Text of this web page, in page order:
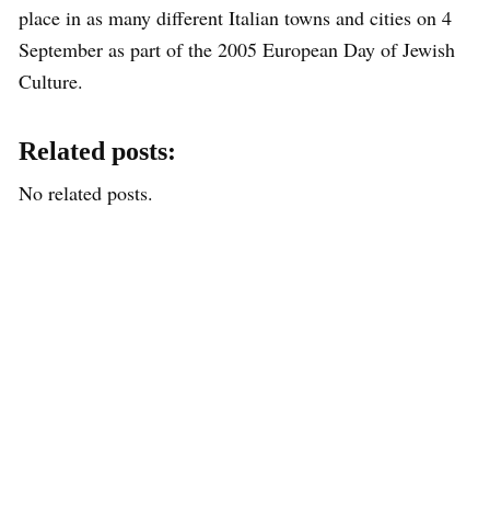
place in as many different Italian towns and cities on 4
September as part of the 2005 European Day of Jewish
Culture.
Related posts:
No related posts.